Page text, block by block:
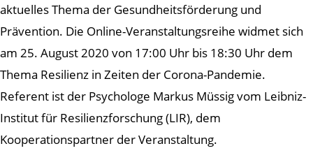
aktuelles Thema der Gesundheitsförderung und
Prävention. Die Online-Veranstaltungsreihe widmet sich
am 25. August 2020 von 17:00 Uhr bis 18:30 Uhr dem
Thema Resilienz in Zeiten der Corona-Pandemie.
Referent ist der Psychologe Markus Müssig vom Leibniz-
Institut für Resilienzforschung (LIR), dem
Kooperationspartner der Veranstaltung.